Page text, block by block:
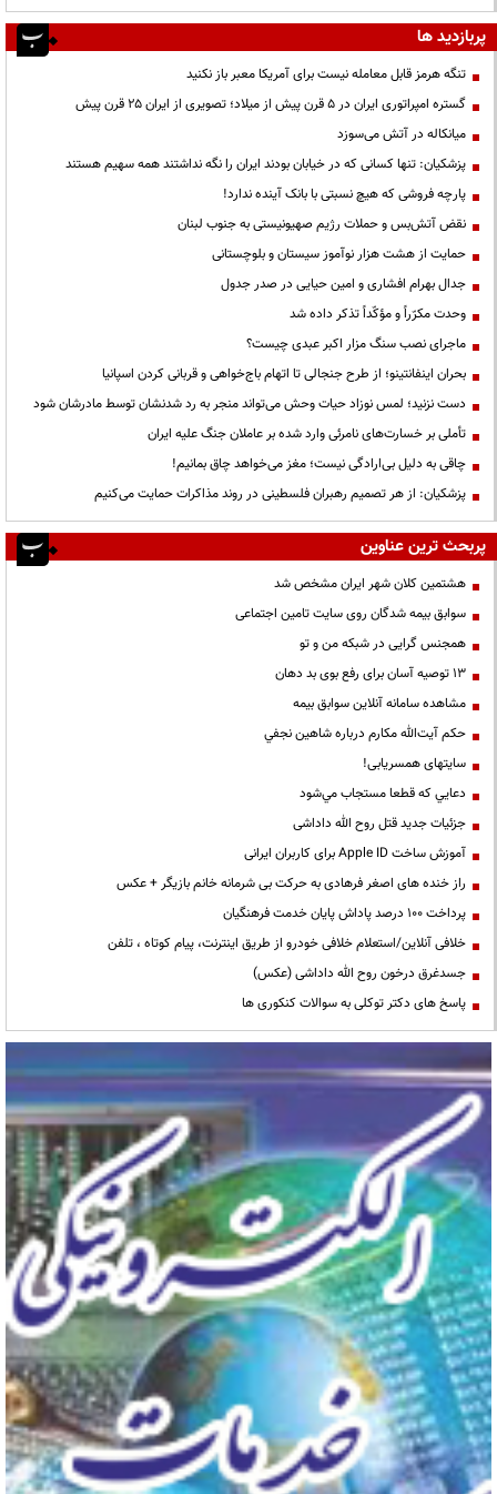
پربازدید ها
تنگه هرمز قابل معامله نیست برای آمریکا معبر باز نکنید
گستره امپراتوری ایران در ۵ قرن پیش از میلاد؛ تصویری از ایران ۲۵ قرن پیش
میانکاله در آتش می‌سوزد
پزشکیان: تنها کسانی که در خیابان بودند ایران را نگه نداشتند همه سهیم هستند
پارچه فروشی که هیچ نسبتی با بانک آینده ندارد!
نقض آتش‌بس و حملات رژیم صهیونیستی به جنوب لبنان
حمایت از هشت هزار نوآموز سیستان و بلوچستانی
جدال بهرام افشاری و امین حیایی در صدر جدول
وحدت مکرّراً و مؤکّداً تذکر داده شد
ماجرای نصب سنگ مزار اکبر عبدی چیست؟
بحران اینفانتینو؛ از طرح جنجالی تا اتهام باج‌خواهی و قربانی کردن اسپانیا
دست نزنید؛ لمس نوزاد حیات وحش می‌تواند منجر به رد شدنشان توسط مادرشان شود
تأملی بر خسارت‌های نامرئی وارد شده بر عاملان جنگ علیه ایران
چاقی به دلیل بی‌ارادگی نیست؛ مغز می‌خواهد چاق بمانیم!
پزشکیان: از هر تصمیم رهبران فلسطینی در روند مذاکرات حمایت می‌کنیم
پربحث ترین عناوین
هشتمین کلان شهر ایران مشخص شد
سوابق بیمه شدگان روی سایت تامین اجتماعی
همجنس گرایی در شبکه من و تو
13 توصیه آسان برای رفع بوی بد دهان
مشاهده سامانه آنلاين سوابق بیمه
حكم آيت‌الله مكارم درباره شاهين نجفي
سایتهای همسریابی!
دعايي كه قطعا مستجاب مي‌شود
جزئیات جدید قتل روح الله داداشی
آموزش ساخت Apple ID برای کاربران ایرانی
راز خنده های اصغر فرهادی به حرکت بی شرمانه خانم بازیگر + عکس
پرداخت ۱۰۰ درصد پاداش پایان خدمت فرهنگیان
خلافی آنلاین/استعلام خلافی خودرو از طریق اینترنت، پیام کوتاه ، تلفن
جسدغرق درخون روح الله داداشی (عکس)
پاسخ های دکتر توکلی به سوالات کنکوری ها